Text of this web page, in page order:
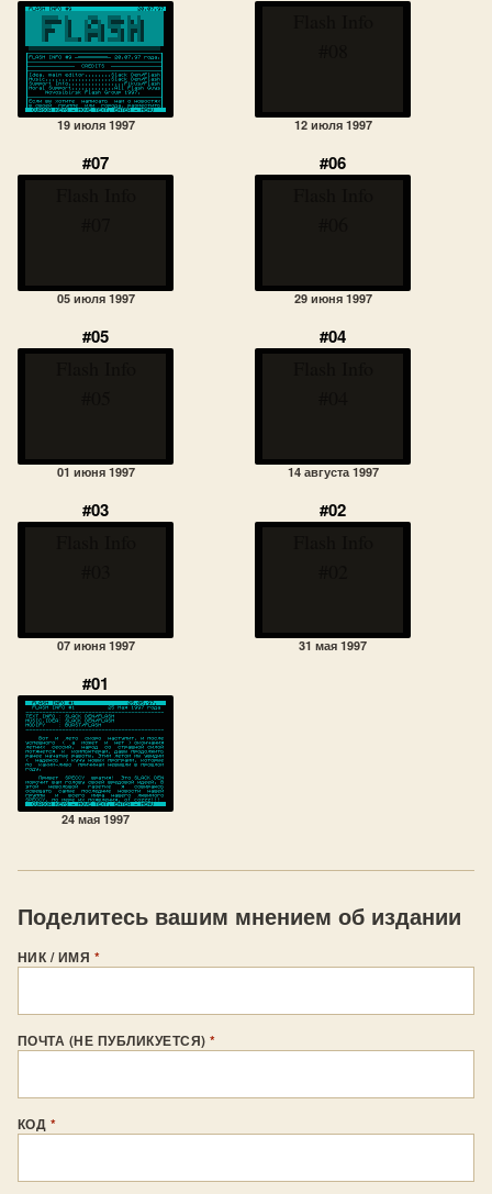
19 июля 1997 12 июля 1997
#07
05 июля 1997
#06
29 июня 1997
#05
01 июня 1997
#04
14 августа 1997
#03
07 июня 1997
#02
31 мая 1997
#01
24 мая 1997
Поделитесь вашим мнением об издании
НИК / ИМЯ *
ПОЧТА (НЕ ПУБЛИКУЕТСЯ)*
КОД *